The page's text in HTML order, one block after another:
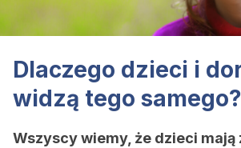
Dlaczego dzieci i
widzą tego samego?
Wszyscy wiemy, że dzieci mają